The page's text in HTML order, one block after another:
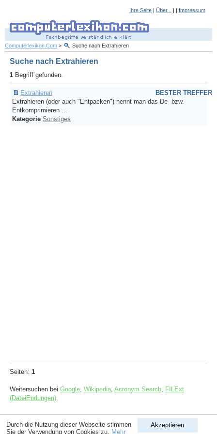
Ihre Seite | Über... | | Impressum
Computerlexikon.Com > Suche nach Extrahieren
Suche nach Extrahieren
1 Begriff gefunden.
BESTER TREFFER
Extrahieren
Extrahieren (oder auch "Entpacken") nennt man das De- bzw.
Entkomprimieren ...
Kategorie Sonstiges
Seiten: 1
Weitersuchen bei Google Wikipedia Acronym Search FILExt
(DateiEndungen)
Akzeptieren
Durch die Nutzung dieser Webseite stimmen
Sie der Verwendung von Cookies zu. Mehr
| All rights reserved.